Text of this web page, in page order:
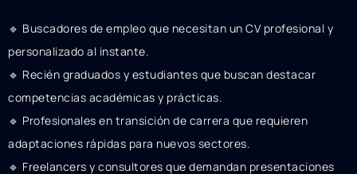
🔹 Buscadores de empleo que necesitan un CV profesional y
personalizado al instante.
🔹 Recién graduados y estudiantes que buscan destacar
competencias académicas y prácticas.
🔹 Profesionales en transición de carrera que requieren
adaptaciones rápidas para nuevos sectores.
🔹 Freelancers y consultores que demandan presentaciones